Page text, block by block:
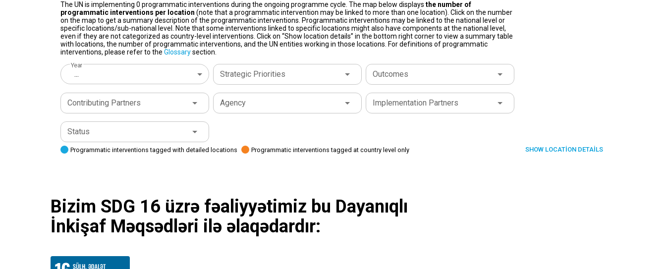
The UN is implementing 0 programmatic interventions during the ongoing programme cycle. The map below displays the number of
programmatic interventions per location (note that a programmatic intervention may be linked to more than one location). Click on the number
on the map to get a summary description of the programmatic interventions. Programmatic interventions may be linked to the national level or
specific locations/sub-national level. Note that some interventions linked to specific locations might also have components at the national level,
even if they are not categorized as country-level interventions. Click on “Show location details” in the bottom right corner to view a summary table
with locations, the number of programmatic interventions, and the UN entities working in those locations. For definitions of programmatic
interventions, please refer to the Glossarysection.
Year
... Strategic Priorities Outcomes
Contributing Partners Agency Implementation Partners
Status
Programmatic interventions tagged with detailed locations Programmatic interventions tagged at country level only SHOW LOCATION DETAILS
Bizim SDG 16 üzrə fəaliyyətimiz bu Dayanıqlı
İnkişaf Məqsədləri ilə əlaqədardır: